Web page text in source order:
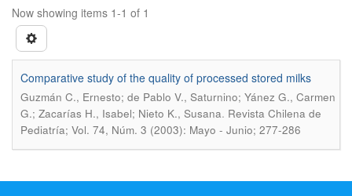
Now showing items 1-1 of 1
Comparative study of the quality of processed stored milks
Guzmán C., Ernesto; de Pablo V., Saturnino; Yánez G., Carmen
G.; Zacarías H., Isabel; Nieto K., Susana. Revista Chilena de
Pediatría; Vol. 74, Núm. 3 (2003): Mayo - Junio; 277-286